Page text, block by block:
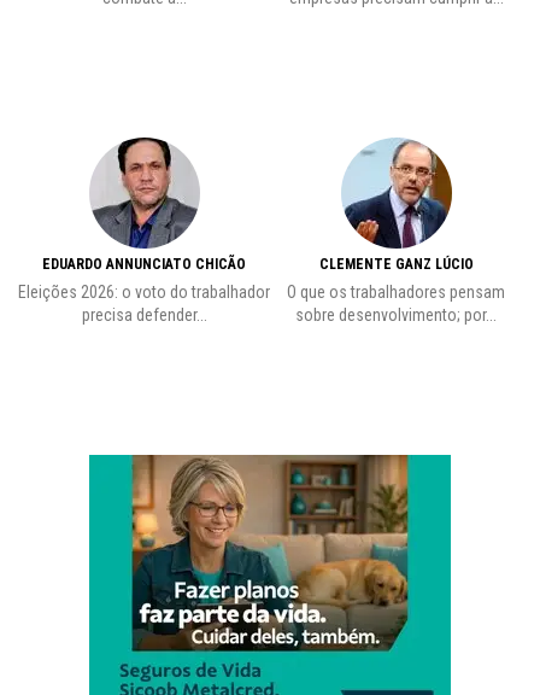
EDUARDO ANNUNCIATO CHICÃO
Eleições 2026: o voto do trabalhador
precisa defender...
CLEMENTE GANZ LÚCIO
O que os trabalhadores pensam
sobre desenvolvimento; por...